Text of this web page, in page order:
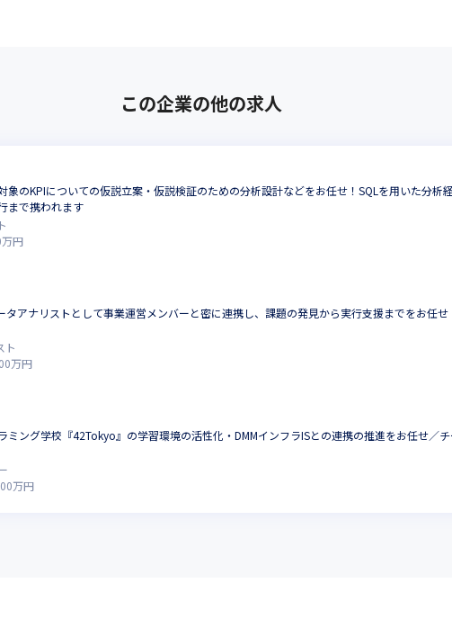
この企業の他の求人
象のKPIについての仮説立案・仮説検証のための分析設計などをお任せ！SQLを用いた分析
まで携われます
万円
タアナリストとして事業運営メンバーと密に連携し、課題の発見から実行支援までをお任
ト
万円
ミング学校『42Tokyo』の学習環境の活性化・DMMインフラISとの連携の推進をお任せ／
万円